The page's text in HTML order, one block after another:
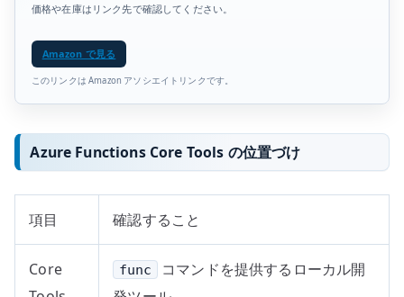
価格や在庫はリンク先で確認してください。
Amazon で見る
このリンクは Amazon アソシエイトリンクです。
Azure Functions Core Tools の位置づけ
項目 確認すること
Core
func
コマンドを提供するローカル開